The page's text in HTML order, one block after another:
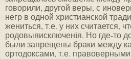
говорили, другой веры, с
негр в одной христианской
жениться, т.е. у них считается,
родовыяисключенiя. Но где-то
были запрещены браки между
ортодоксами, т.е.